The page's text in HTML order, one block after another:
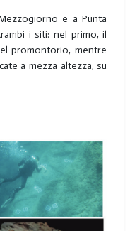
e a Punta
i siti: nel primo, il
promontorio, mentre
a mezza altezza, su